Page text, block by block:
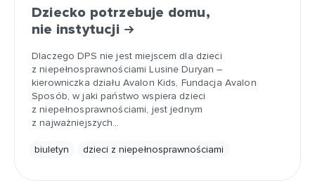
Dziecko potrzebuje domu,
nie instytucji
Dlaczego DPS nie jest miejscem dla dzieci
z niepełnosprawnościami Lusine Duryan –
kierowniczka działu Avalon Kids, Fundacja Avalon
Sposób, w jaki państwo wspiera dzieci
z niepełnosprawnościami, jest jednym
z najważniejszych…
biuletyn dzieci z niepełnosprawnościami